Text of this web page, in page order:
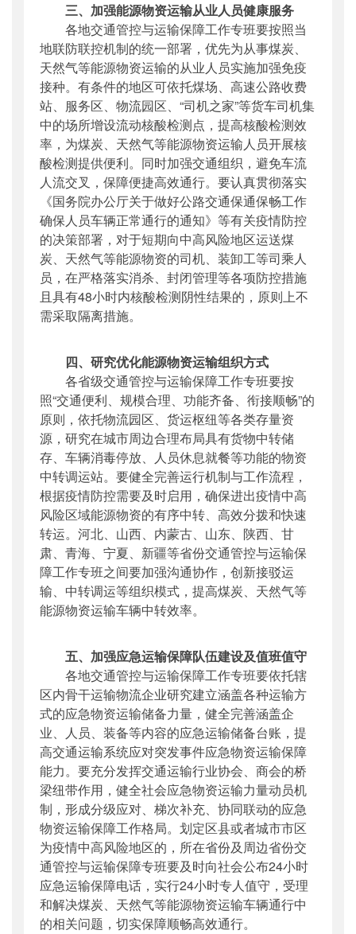
三、加强能源物资运输从业人员健康服务
各地交通管控与运输保障工作专班要按照当
地联防联控机制的统一部署，优先为从事煤炭、
天然气等能源物资运输的从业人员实施加强免疫
接种。有条件的地区可依托煤场、高速公路收费
站、服务区、物流园区、“司机之家”等货车司机集
中的场所增设流动核酸检测点，提高核酸检测效
率，为煤炭、天然气等能源物资运输人员开展核
酸检测提供便利。同时加强交通组织，避免车流
人流交叉，保障便捷高效通行。要认真贯彻落实
《国务院办公厅关于做好公路交通保通保畅工作
确保人员车辆正常通行的通知》等有关疫情防控
的决策部署，对于短期向中高风险地区运送煤
炭、天然气等能源物资的司机、装卸工等司乘人
员，在严格落实消杀、封闭管理等各项防控措施
且具有48小时内核酸检测阴性结果的，原则上不
需采取隔离措施。
四、研究优化能源物资运输组织方式
各省级交通管控与运输保障工作专班要按
照“交通便利、规模合理、功能齐备、衔接顺畅”的
原则，依托物流园区、货运枢纽等各类存量资
源，研究在城市周边合理布局具有货物中转储
存、车辆消毒停放、人员休息就餐等功能的物资
中转调运站。要健全完善运行机制与工作流程，
根据疫情防控需要及时启用，确保进出疫情中高
风险区域能源物资的有序中转、高效分拨和快速
转运。河北、山西、内蒙古、山东、陕西、甘
肃、青海、宁夏、新疆等省份交通管控与运输保
障工作专班之间要加强沟通协作，创新接驳运
输、中转调运等组织模式，提高煤炭、天然气等
能源物资运输车辆中转效率。
五、加强应急运输保障队伍建设及值班值守
各地交通管控与运输保障工作专班要依托辖
区内骨干运输物流企业研究建立涵盖各种运输方
式的应急物资运输储备力量，健全完善涵盖企
业、人员、装备等内容的应急运输储备台账，提
高交通运输系统应对突发事件应急物资运输保障
能力。要充分发挥交通运输行业协会、商会的桥
梁纽带作用，健全社会应急物资运输力量动员机
制，形成分级应对、梯次补充、协同联动的应急
物资运输保障工作格局。划定区县或者城市市区
为疫情中高风险地区的，所在省份及周边省份交
通管控与运输保障专班要及时向社会公布24小时
应急运输保障电话，实行24小时专人值守，受理
和解决煤炭、天然气等能源物资运输车辆通行中
的相关问题，切实保障顺畅高效通行。